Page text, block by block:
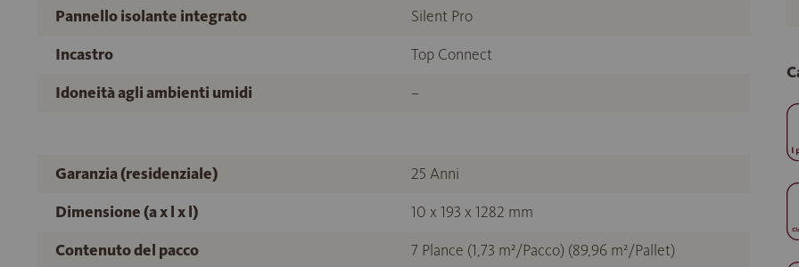
Pannello isolante integrato
Silent Pro
Incastro
Top Connect
Idoneità agli ambienti umidi
–
Garanzia (residenziale)
25 Anni
Dimensione (a x l x l)
10 x 193 x 1282 mm
Contenuto del pacco
7 Plance (1,73 m²/Pacco) (89,96 m²/Pallet)